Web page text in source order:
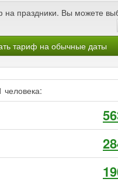
праздники. Вы можете
тариф на обычные даты
человека: